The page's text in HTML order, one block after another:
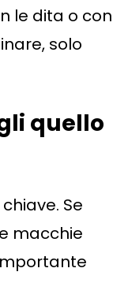
le dita o con
solo
quello
Se
macchie